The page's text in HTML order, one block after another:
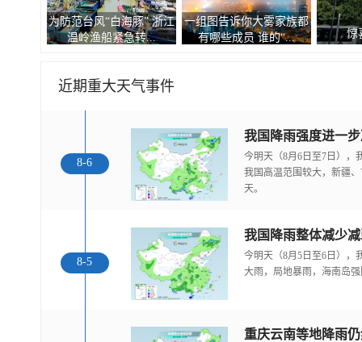
为防范台风“白海豚” 浙江
温岭渔船紧急转...
一组图告诉你大雾家族都
有哪些成员 谁的“...
惊
近期重大天气事件
8-6
今明天（8月6日至7日），
我国高温范围较大，新疆
天。
8-5
我国降雨整体减少
今明天（8月5日至6日），
大雨，局地暴雨，海南岛
重庆云南等地降雨